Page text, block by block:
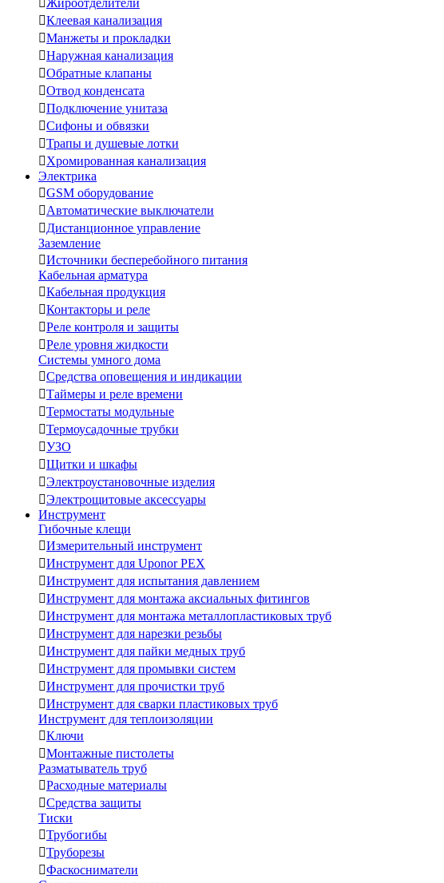
Жироотделители
Клеевая канализация
Манжеты и прокладки
Наружная канализация
Обратные клапаны
Отвод конденсата
Подключение унитаза
Сифоны и обвязки
Трапы и душевые лотки
Хромированная канализация
Электрика
GSM оборудование
Автоматические выключатели
Дистанционное управление
Заземление
Источники бесперебойного питания
Кабельная арматура
Кабельная продукция
Контакторы и реле
Реле контроля и защиты
Реле уровня жидкости
Системы умного дома
Средства оповещения и индикации
Таймеры и реле времени
Термостаты модульные
Термоусадочные трубки
УЗО
Щитки и шкафы
Электроустановочные изделия
Электрощитовые аксессуары
Инструмент
Гибочные клещи
Измерительный инструмент
Инструмент для Uponor PEX
Инструмент для испытания давлением
Инструмент для монтажа аксиальных фитингов
Инструмент для монтажа металлопластиковых труб
Инструмент для нарезки резьбы
Инструмент для пайки медных труб
Инструмент для промывки систем
Инструмент для прочистки труб
Инструмент для сварки пластиковых труб
Инструмент для теплоизоляции
Ключи
Монтажные пистолеты
Разматыватель труб
Расходные материалы
Средства защиты
Тиски
Трубогибы
Труборезы
Фаскосниматели